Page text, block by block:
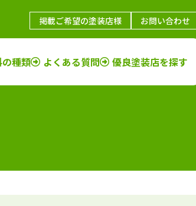
掲載ご希望の塗装店様 お問い合わせ
種類 よくある質問 優良塗装店を探す
工例
塗装店
工例
塗装店
大分県
施工例
塗装店
熊本県
施工例
塗装店